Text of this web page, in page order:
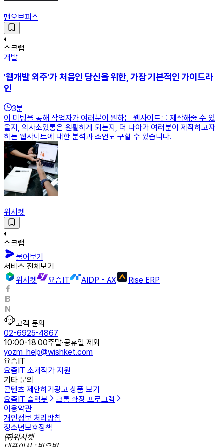
맨오브피스
스크랩
개발
'웹개발 외주'가 처음인 당신을 위한, 가장 기본적인 가이드라
인
3분
이 미팅을 통해 작업자가 여러분이 원하는 웹사이트를 제작해줄 수 있
을지, 의사소있통은 원활하게 되는지, 더 나아가 여러분이 제작하고자
하는 웹사이트에 대한 분석과 조언도 구할 수 있습니다.
위시켓
스크랩
물어보기
서비스 전체보기
위시켓
요즘IT AIDP - AX Rise ERP
고객 문의
02-6925-4867
10:00-18:00주말·공휴일 제외
yozm_help@wishket.com
요즘IT
요즘IT 소개작가 지원
기타 문의
콘텐츠 제안하기 광고 상품 보기
요즘IT 슬랙봇
크롬 확장 프로그램
이용약관
개인정보 처리방침
청소년보호정책
㈜위시켓